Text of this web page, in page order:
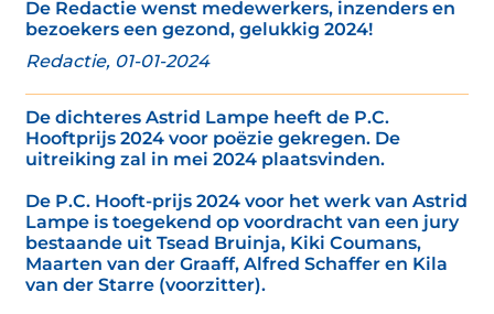
De Redactie wenst medewerkers, inzenders en
bezoekers een gezond, gelukkig 2024!
Redactie, 01-01-2024
De dichteres Astrid Lampe heeft de P.C.
Hooftprijs 2024 voor poëzie gekregen. De
uitreiking zal in mei 2024 plaatsvinden.
De P.C. Hooft-prijs 2024 voor het werk van Astrid
Lampe is toegekend op voordracht van een jury
bestaande uit Tsead Bruinja, Kiki Coumans,
Maarten van der Graaff, Alfred Schaffer en Kila
van der Starre (voorzitter).